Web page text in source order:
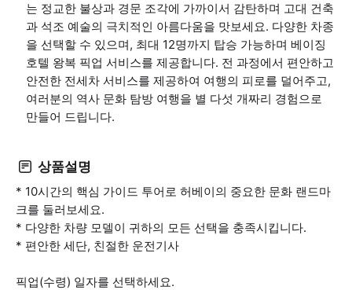
는 정교한 불상과 경문 조각에 가까이서 감탄하며 고대 건축
과 석조 예술의 극치적인 아름다움을 맛보세요. 다양한 차종
을 선택할 수 있으며, 최대 12명까지 탑승 가능하며 베이징
호텔 왕복 픽업 서비스를 제공합니다. 전 과정에서 편안하고
안전한 전세차 서비스를 제공하여 여행의 피로를 덜어주고,
여러분의 역사 문화 탐방 여행을 별 다섯 개짜리 경험으로
만들어 드립니다.
상품설명
* 10시간의 핵심 가이드 투어로 허베이의 중요한 문화 랜드마
크를 둘러보세요.
* 다양한 차량 모델이 귀하의 모든 선택을 충족시킵니다.
* 편안한 세단, 친절한 운전기사
픽업(수령) 일자를 선택하세요.